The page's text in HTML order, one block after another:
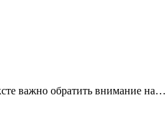
важно обратить внимание на…